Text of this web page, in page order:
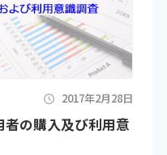
2017年2月28日
の購入及び利用意